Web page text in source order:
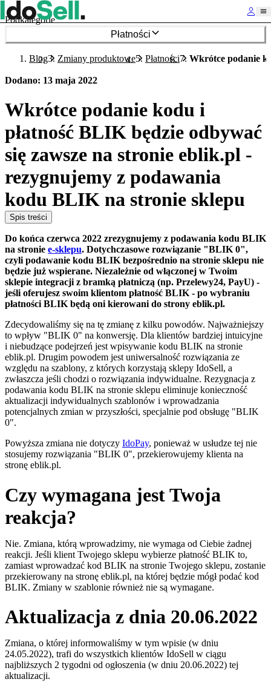
Podkategorie
Płatności
Blog Zmiany produktowe Płatności Wkrótce podanie
Dodano: 13 maja 2022
Wkrótce podanie kodu i
płatność BLIK będzie odbywać
się zawsze na stronie eblik.pl -
rezygnujemy z podawania
kodu BLIK na stronie sklepu
Spis treści
Do końca czerwca 2022 zrezygnujemy z podawania kodu BLIK
na stronie e-sklepu. Dotychczasowe rozwiązanie "BLIK 0",
czyli podawanie kodu BLIK bezpośrednio na stronie sklepu nie
będzie już wspierane. Niezależnie od włączonej w Twoim
sklepie integracji z bramką płatniczą (np. Przelewy24, PayU) -
jeśli oferujesz swoim klientom płatność BLIK - po wybraniu
płatności BLIK będą oni kierowani do strony eblik.pl.
Zdecydowaliśmy się na tę zmianę z kilku powodów. Najważniejszy
to wpływ "BLIK 0" na konwersję. Dla klientów bardziej intuicyjne
i niebudzące podejrzeń jest wpisywanie kodu BLIK na stronie
eblik.pl. Drugim powodem jest uniwersalność rozwiązania ze
względu na szablony, z których korzystają sklepy IdoSell, a
zwłaszcza jeśli chodzi o rozwiązania indywidualne. Rezygnacja z
podawania kodu BLIK na stronie sklepu eliminuje konieczność
aktualizacji indywidualnych szablonów i wprowadzania
potencjalnych zmian w przyszłości, specjalnie pod obsługę "BLIK
0".
Powyższa zmiana nie dotyczy IdoPay, ponieważ w usłudze tej nie
stosujemy rozwiązania "BLIK 0", przekierowujemy klienta na
stronę eblik.pl.
Czy wymagana jest Twoja
reakcja?
Nie. Zmiana, którą wprowadzimy, nie wymaga od Ciebie żadnej
reakcji. Jeśli klient Twojego sklepu wybierze płatność BLIK to,
zamiast wprowadzać kod BLIK na stronie Twojego sklepu, zostanie
przekierowany na stronę eblik.pl, na której będzie mógł podać kod
BLIK. Zmiany w szablonie również nie są wymagane.
Aktualizacja z dnia 20.06.2022
Zmiana, o której informowaliśmy w tym wpisie (w dniu
24.05.2022), trafi do wszystkich klientów IdoSell w ciągu
najbliższych 2 tygodni od ogłoszenia (w dniu 20.06.2022) tej
aktualizacji.